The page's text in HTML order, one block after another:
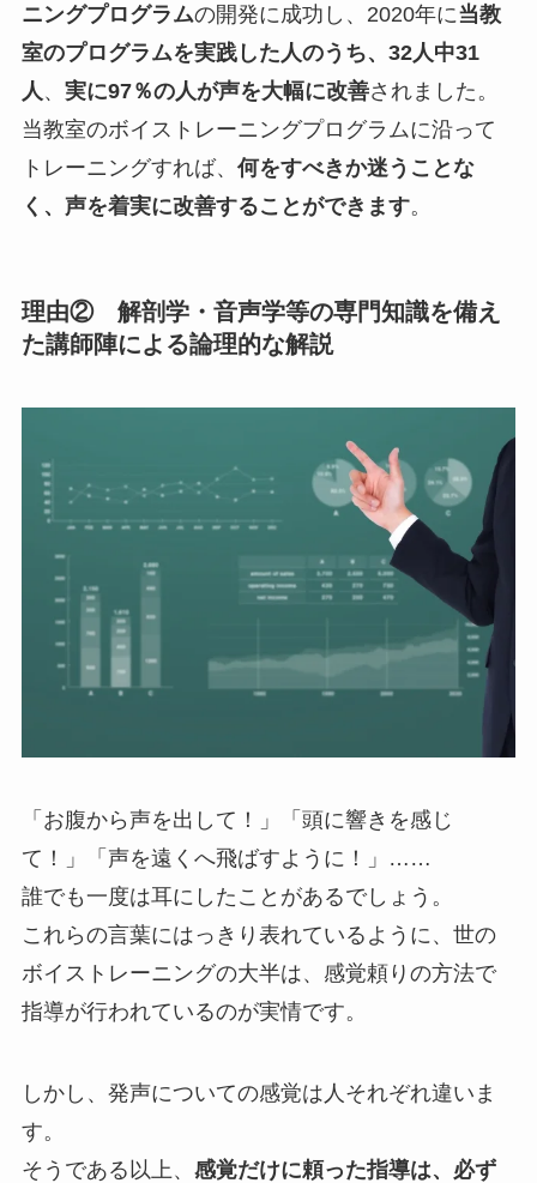
ニングプログラムの開発に成功し、2020年に当教
室のプログラムを実践した人のうち、 32人中31
人 、 実に97％の人が声を大幅に改善されました。
当教室のボイストレーニングプログラムに沿って
トレーニングすれば、 何をすべきか迷うことな
く、声を着実に改善することができます。
理由② 解剖学・音声学等の専門知識を備え
た講師陣による論理的な解説
「お腹から声を出して！」「頭に響きを感じ
て！」「声を遠くへ飛ばすように！」……
誰でも一度は耳にしたことがあるでしょう。
これらの言葉にはっきり表れているように、世の
ボイストレーニングの大半は、感覚頼りの方法で
指導が行われているのが実情です。
しかし、発声についての感覚は人それぞれ違いま
す。
そうである以上、 感覚だけに頼った指導は、必ず